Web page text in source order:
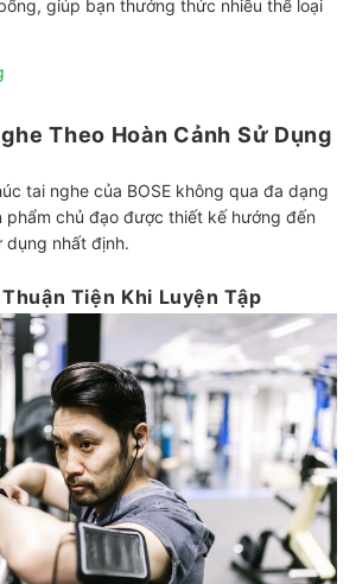
giúp bạn thưởng thức nhiều thể loại
Theo Hoàn Cảnh Sử Dụng
tai nghe của BOSE không qua đa dạng
phẩm chủ đạo được thiết kế hướng đến
dụng nhất định.
Tiện Khi Luyện Tập